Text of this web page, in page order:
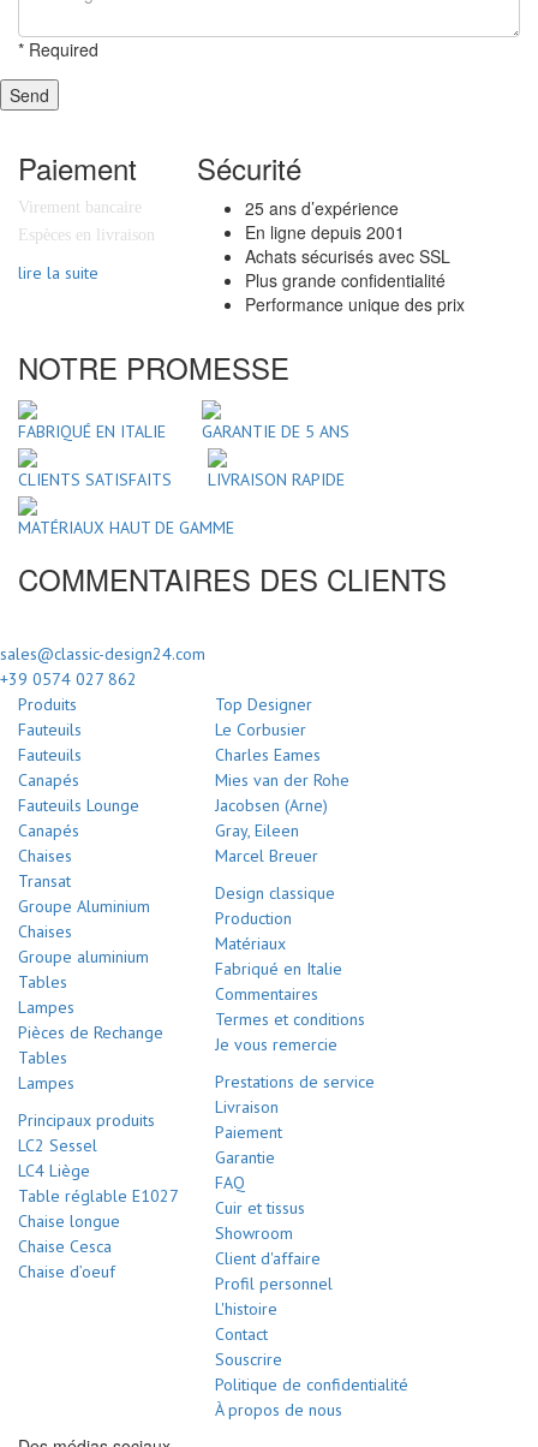
* Required
Send
Paiement
Virement bancaire
Espèces en livraison
lire la suite
Sécurité
25 ans d’expérience
En ligne depuis 2001
Achats sécurisés avec SSL
Plus grande confidentialité
Performance unique des prix
NOTRE PROMESSE
FABRIQUÉ EN ITALIE GARANTIE DE 5 ANS
CLIENTS SATISFAITS LIVRAISON RAPIDE
MATÉRIAUX HAUT DE GAMME
COMMENTAIRES DES CLIENTS
sales@classic-design24.com
+39 0574 027 862
Produits
Fauteuils
Fauteuils
Canapés
Fauteuils Lounge
Canapés
Chaises
Transat
Groupe Aluminium
Chaises
Groupe aluminium
Tables
Lampes
Pièces de Rechange
Tables
Lampes
Principaux produits
LC2 Sessel
LC4 Liège
Table réglable E1027
Chaise longue
Chaise Cesca
Chaise d’oeuf
Top Designer
Le Corbusier
Charles Eames
Mies van der Rohe
Jacobsen (Arne)
Gray, Eileen
Marcel Breuer
Design classique
Production
Matériaux
Fabriqué en Italie
Commentaires
Termes et conditions
Je vous remercie
Prestations de service
Livraison
Paiement
Garantie
FAQ
Cuir et tissus
Showroom
Client d'affaire
Profil personnel
L'histoire
Contact
Souscrire
Politique de confidentialité
À propos de nous